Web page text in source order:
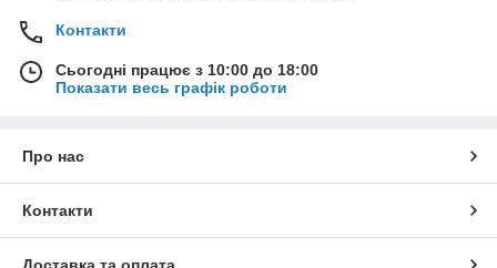
Контакти
Сьогодні працює з 10:00 до 18:00
Показати весь графік роботи
Про нас
Контакти